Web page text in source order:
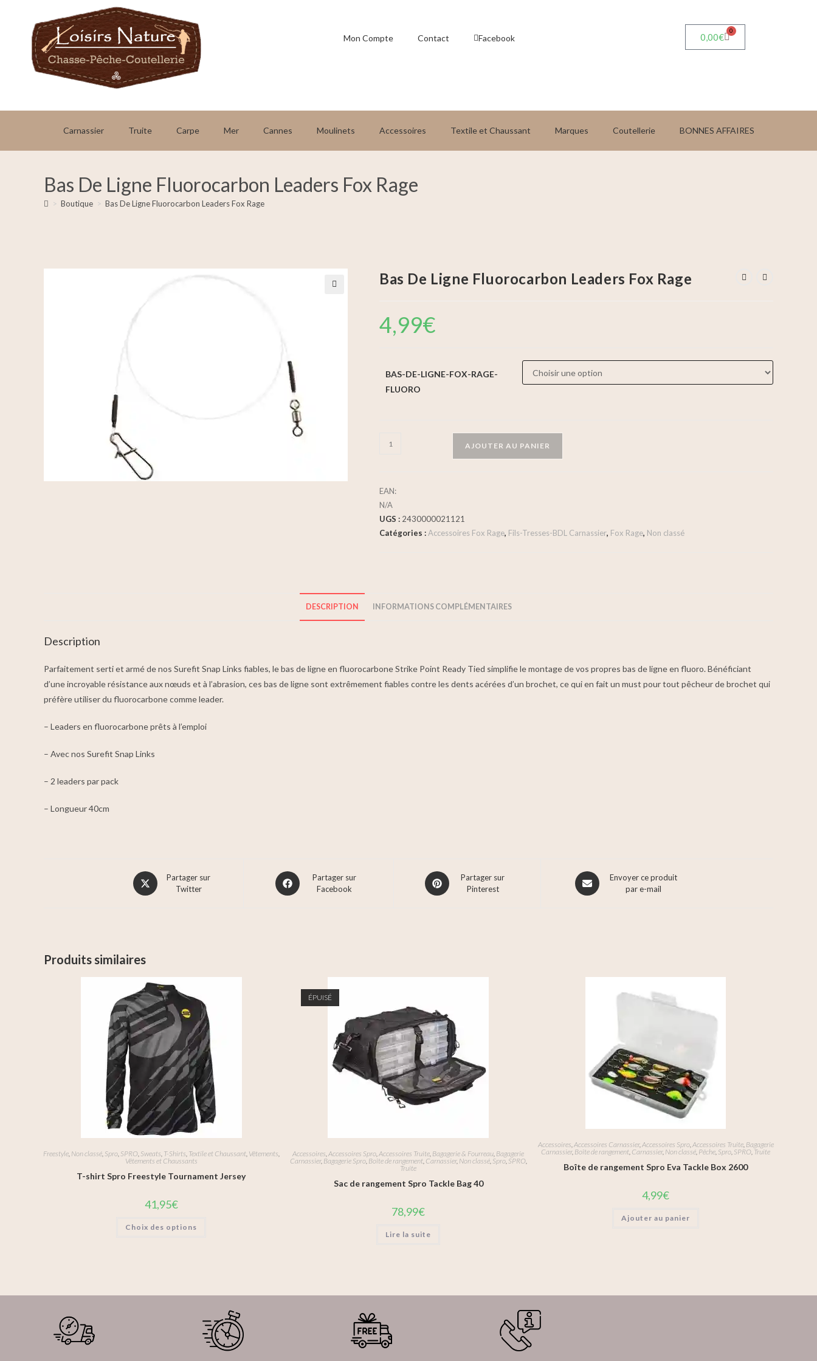
Mon Compte Contact Facebook 0,00€
0
Carnassier Truite Carpe Mer Cannes Moulinets Accessoires Textile et Chaussant Marques Coutellerie BONNES AFFAIRES
Bas De Ligne Fluorocarbon Leaders Fox Rage
> Boutique > Bas De Ligne Fluorocarbon Leaders Fox Rage
Bas De Ligne Fluorocarbon Leaders Fox Rage
4,99€
BAS-DE-LIGNE-FOX-RAGE-
FLUORO
AJOUTER AU PANIER
EAN:
N/A
UGS : 2430000021121
Catégories :Accessoires Fox Rage, Fils-Tresses-BDL Carnassier, Fox Rage, Non classé
DESCRIPTION INFORMATIONS COMPLÉMENTAIRES
Description
Parfaitement serti et armé de nos Surefit Snap Links fiables, le bas de ligne en fluorocarbone Strike Point Ready Tied simplifie le montage de vos propres bas de ligne en fluoro. Bénéficiant
d’une incroyable résistance aux nœuds et à l’abrasion, ces bas de ligne sont extrêmement fiables contre les dents acérées d’un brochet, ce qui en fait un must pour tout pêcheur de brochet qui
préfère utiliser du fluorocarbone comme leader.
– Leaders en fluorocarbone prêts à l’emploi
– Avec nos Surefit Snap Links
– 2 leaders par pack
– Longueur 40cm
Partager sur
Twitter
Partager sur
Facebook
Partager sur
Pinterest
Envoyer ce produit
par e-mail
Produits similaires
Freestyle, Non classé, Spro, SPRO, Sweats, T-Shirts, Textile et Chaussant, Vêtements,
Vêtements et Chaussants
T-shirt Spro Freestyle Tournament Jersey
41,95€
Choix des options
ÉPUISÉ
Accessoires,Accessoires Spro,Accessoires Truite, Bagagerie & Fourreau, Bagagerie
Carnassier, Bagagerie Spro, Boîte de rangement, Carnassier, Non classé, Spro, SPRO,
Truite
Sac de rangement Spro Tackle Bag 40
78,99€
Lire la suite
Accessoires,Accessoires Carnassier,Accessoires Spro,Accessoires Truite, Bagagerie
Carnassier, Boîte de rangement, Carnassier, Non classé, Pêche, Spro, SPRO, Truite
Boîte de rangement Spro Eva Tackle Box 2600
4,99€
Ajouter au panier